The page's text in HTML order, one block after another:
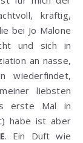
kräftig,
bei Jo Malone
und sich in
an nasse,
wiederfindet,
liebsten
erste Mal in
habe ist aber
. Ein Duft wie